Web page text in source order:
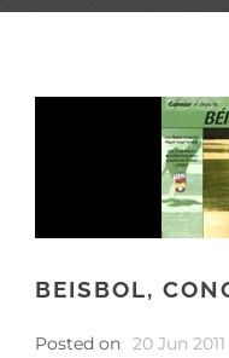
BEISBOL,
Posted on 20 Jun 2011